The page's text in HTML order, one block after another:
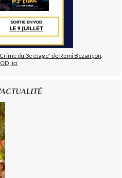
du 3e étage" de Rémi Bezançon,
ici